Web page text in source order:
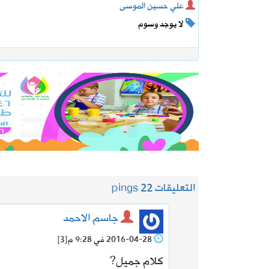
علي حسين الموسى
لا يوجد وسوم
التعليقات 2 2 pings
جاسم الاحمد
[3]
كلام جميل?